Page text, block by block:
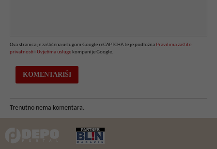
Ova stranica je zaštićena uslugom Google reCAPTCHA te je podložna Pravilima zaštite
privatnosti i Uvjetima usluge kompanije Google.
Trenutno nema komentara.